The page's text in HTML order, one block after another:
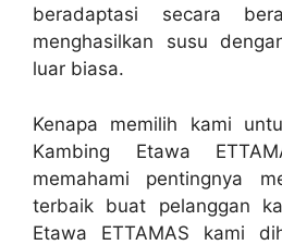
beradaptasi secara
menghasilkan susu
luar biasa.
Kenapa memilih kami
Kambing Etawa
memahami pentingnya
terbaik buat pelanggan
Etawa ETTAMAS kami